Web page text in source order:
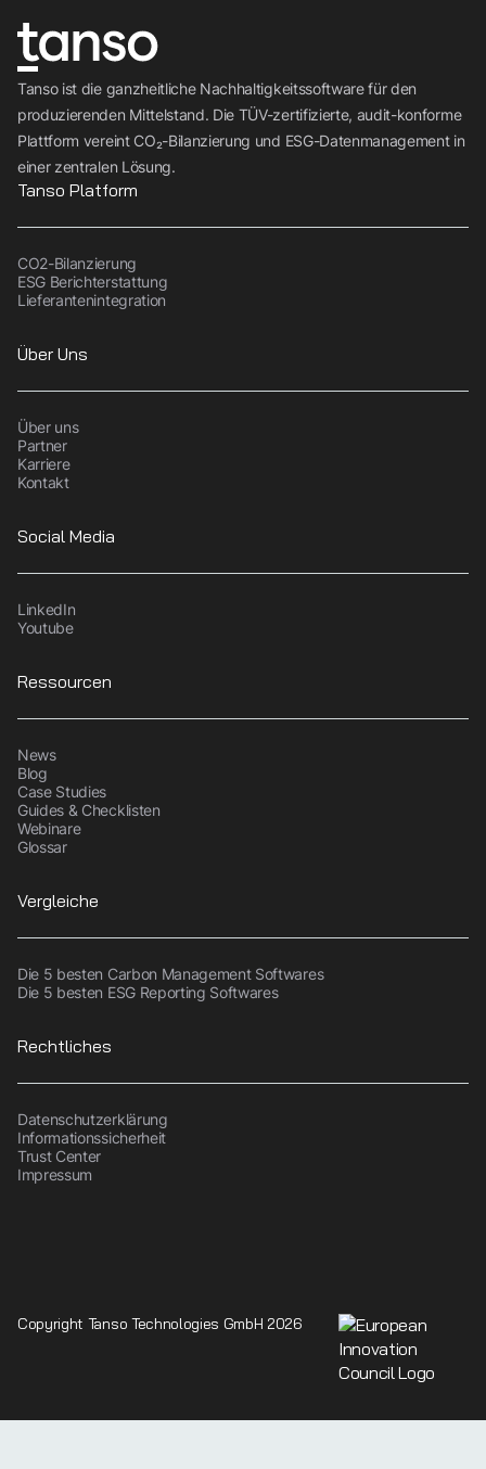
Tanso ist die ganzheitliche Nachhaltigkeitssoftware für den
produzierenden Mittelstand. Die TÜV-zertifizierte, audit-konforme
Plattform vereint CO₂-Bilanzierung und ESG-Datenmanagement in
einer zentralen Lösung.
Tanso Platform
CO2-Bilanzierung
ESG Berichterstattung
Lieferantenintegration
Über Uns
Über uns
Partner
Karriere
Kontakt
Social Media
LinkedIn
Youtube
Ressourcen
News
Blog
Case Studies
Guides & Checklisten
Webinare
Glossar
Vergleiche
Die 5 besten Carbon Management Softwares
Die 5 besten ESG Reporting Softwares
Rechtliches
Datenschutzerklärung
Informationssicherheit
Trust Center
Impressum
Copyright Tanso Technologies GmbH 2026